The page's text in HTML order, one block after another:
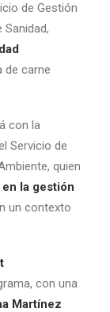
de Gestión
de carne
con la
Servicio de
quien
la gestión
un contexto
con una
Martínez